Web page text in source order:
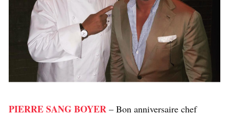
PIERRE SANG BOYER – Bon anniversaire chef